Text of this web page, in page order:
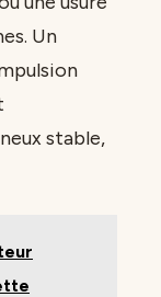
Un
stable,